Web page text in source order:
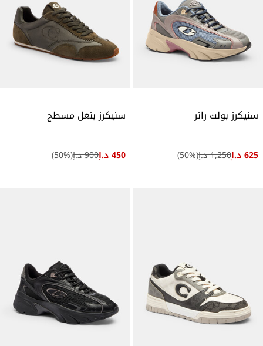
سنيكرز بولت رانر
625 د.إ 1,250 د.إ (
50%)
سنيكرز بنعل مسطح
450 د.إ 900 د.إ (
50%)